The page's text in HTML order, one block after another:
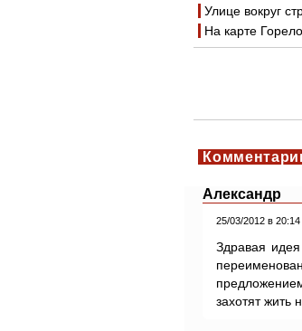
Улице вокруг
На карте
Александр
25/03/2012 в 20:14
Здравая
захотят жить